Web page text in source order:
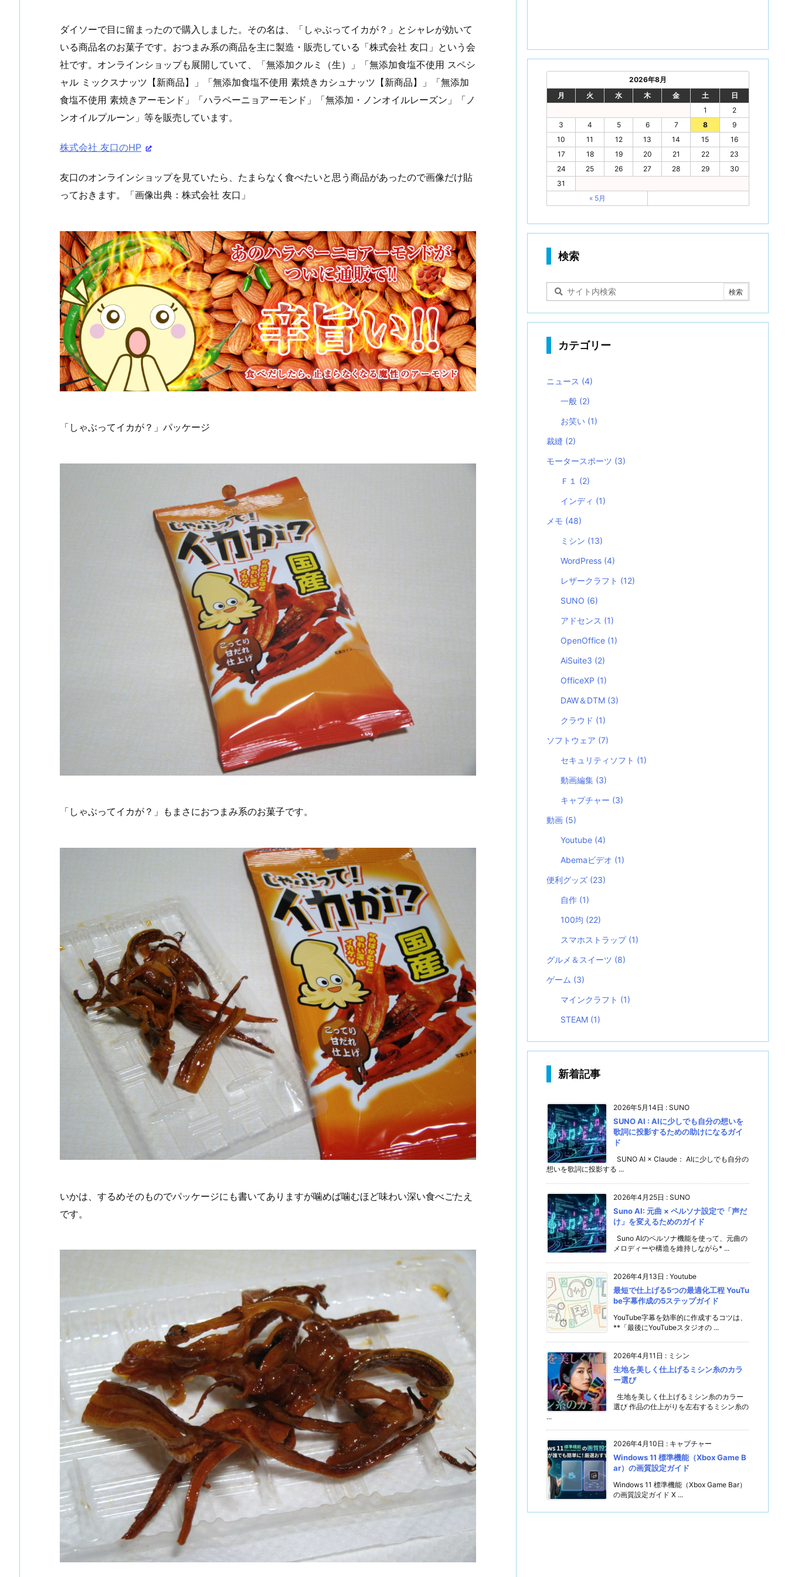
ダイソーで目に留まったので購入しました。その名は、「しゃぶってイカが？」とシャレが効いて
いる商品名のお菓子です。おつまみ系の商品を主に製造・販売している「株式会社 友口」という会
社です。オンラインショップも展開していて、「無添加クルミ（生）」「無添加食塩不使用 スペシ
ャル ミックスナッツ【新商品】」「無添加食塩不使用 素焼きカシュナッツ【新商品】」「無添加
食塩不使用 素焼きアーモンド」「ハラペーニョアーモンド」「無添加・ノンオイルレーズン」「ノ
ンオイルプルーン」等を販売しています。
株式会社 友口のHP
友口のオンラインショップを見ていたら、たまらなく食べたいと思う商品があったので画像だけ貼
っておきます。「画像出典：株式会社 友口」
「しゃぶってイカが？」パッケージ
「しゃぶってイカが？」もまさにおつまみ系のお菓子です。
いかは、するめそのものでパッケージにも書いてありますが噛めば噛むほど味わい深い食べごたえ
です。
2026年8月
月
火 水 木 金 土
日
1
2
3
4 5 6 7 8
9
10
11 12 13 14 15
16
17
18 19 20 21 22
23
24
25 26 27 28 29
30
31
« 5月
検索
カテゴリー
ニュース (4)
一般 (2)
お笑い (1)
裁縫 (2)
モータースポーツ (3)
Ｆ１ (2)
インディ (1)
メモ (48)
ミシン (13)
WordPress (4)
レザークラフト (12)
SUNO (6)
アドセンス (1)
OpenOffice (1)
AiSuite3 (2)
OfficeXP (1)
DAW＆DTM (3)
クラウド (1)
ソフトウェア (7)
セキュリティソフト (1)
動画編集 (3)
キャプチャー (3)
動画 (5)
Youtube (4)
Abemaビデオ (1)
便利グッズ (23)
自作 (1)
100均 (22)
スマホストラップ (1)
グルメ＆スイーツ (8)
ゲーム (3)
マインクラフト (1)
STEAM (1)
新着記事
2026年5月14日 : SUNO
SUNO AI : AIに少しでも自分の想いを
歌詞に投影するための助けになるガイ
ド
SUNO AI × Claude： AIに少しでも自分の
想いを歌詞に投影する ...
2026年4月25日 : SUNO
Suno AI: 元曲 × ペルソナ設定で「声だ
け」を変えるためのガイド
Suno AIのペルソナ機能を使って、元曲の
メロディーや構造を維持しながら* ...
2026年4月13日 : Youtube
最短で仕上げる5つの最適化工程 YouTu
be字幕作成の5ステップガイド
YouTube字幕を効率的に作成するコツは、
**「最後にYouTubeスタジオの ...
2026年4月11日 : ミシン
生地を美しく仕上げるミシン糸のカラ
ー選び
生地を美しく仕上げるミシン糸のカラー
選び 作品の仕上がりを左右するミシン糸の
...
2026年4月10日 : キャプチャー
Windows 11 標準機能（Xbox Game B
ar）の画質設定ガイド
Windows 11 標準機能（Xbox Game Bar）
の画質設定ガイド X ...